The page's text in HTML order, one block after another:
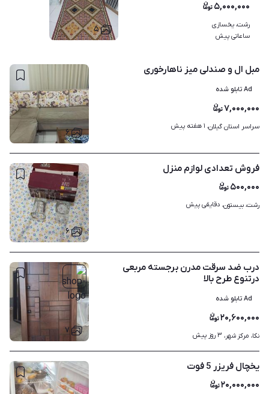
۵
۵,۰۰۰,۰۰۰
رشت، یخسازی
ساعاتی پیش
۶
مبل ال و صندلی میز ناهارخوری
Ad تابلو شده
۷,۰۰۰,۰۰۰
سراسر استان گیلان، ۱ هفته پیش
۶
فروش تعدادی لوازم منزل
۵۰۰,۰۰۰
رشت، بیستون، دقایقی پیش
۷
درب ضد سرقت مدرن برجسته مربعی
درتنوع طرح بالا
Ad تابلو شده
۲۰,۶۰۰,۰۰۰
نکا، مرکز شهر، ۳ روز پیش
یخچال فریزر 5 فوت
۲۰,۰۰۰,۰۰۰